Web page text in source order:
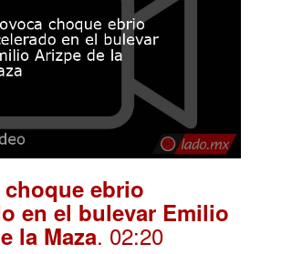
choque ebrio
en el bulevar Emilio
la Maza. 02:20